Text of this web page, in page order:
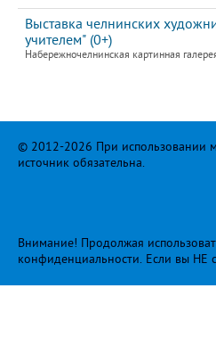
Выставка челнинских
учителем" (0+)
Набережночелнинская картинная
© 2012-2026 При использовании
источник обязательна.
Внимание! Продолжая
конфиденциальности. Если вы НЕ